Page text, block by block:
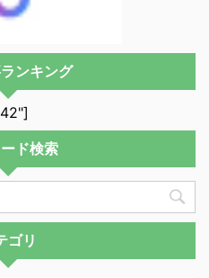
ンキング
ド検索
ゴリ